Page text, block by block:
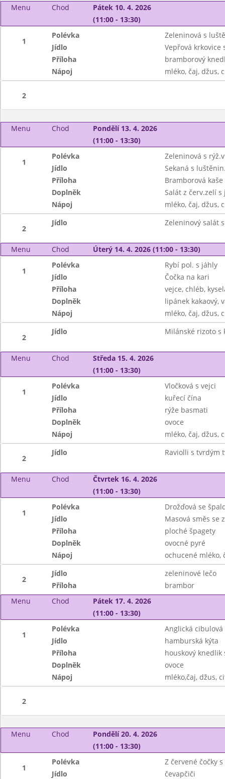
Menu
Chod
Pátek 10. 4. 2026
(11:00 - 13:30)
1
Polévka
Zeleninová s
Jídlo
Vepřová krkovice
Příloha
bramborový
Nápoj
mléko, čaj, džus,
2
Menu Chod
Pondělí 13. 4. 2026
(11:00 - 13:30)
1
Polévka
Zeleninová s
Jídlo
Sekaná s
Příloha
Bramborová kaše
Doplněk
Salát z červ.zelí s
Nápoj
mléko, čaj, džus,
2
Jídlo Zeleninový salát
Menu Chod Úterý 14. 4. 2026 (11:00 - 13:30)
1
Polévka
Rybí pol. s jáhly
Jídlo
Čočka na kari
Příloha
vejce, chléb,
Doplněk
lipánek kakaový,
Nápoj
mléko, čaj, džus,
2
Jídlo Milánské rizoto s
Menu Chod
Středa 15. 4. 2026
(11:00 - 13:30)
1
Polévka
Vločková s vejci
Jídlo
kuřecí čína
Příloha
rýže basmati
Doplněk
ovoce
Nápoj
mléko, čaj, džus,
2
Jídlo Raviolli s tvrdým
Menu Chod
Čtvrtek 16. 4. 2026
(11:00 - 13:30)
1
Polévka
Drožďová se
Jídlo
Masová směs se
Příloha
ploché špagety
Doplněk
ovocné pyré
Nápoj
ochucené mléko,
2
Jídlo
zeleninové lečo
Příloha
brambor
Menu
Chod
Pátek 17. 4. 2026
(11:00 - 13:30)
1
Polévka
Anglická cibulová
Jídlo
hamburská kýta
Příloha
houskový
Doplněk
ovoce
Nápoj
mléko,čaj, džus,
2
Menu Chod
Pondělí 20. 4. 2026
(11:00 - 13:30)
1
Polévka
Z červené čočky
Jídlo
čevapčiči